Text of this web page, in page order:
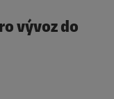
vývoz do